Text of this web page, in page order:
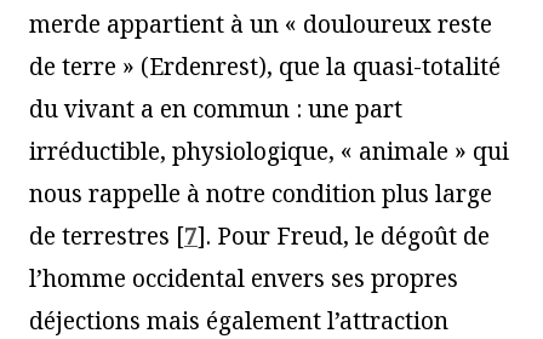
merde appartient à un « douloureux reste
de terre » (Erdenrest), que la quasi-totalité
du vivant a en commun : une part
irréductible, physiologique, « animale » qui
nous rappelle à notre condition plus large
de terrestres [7]. Pour Freud, le dégoût de
l’homme occidental envers ses propres
déjections mais également l’attraction